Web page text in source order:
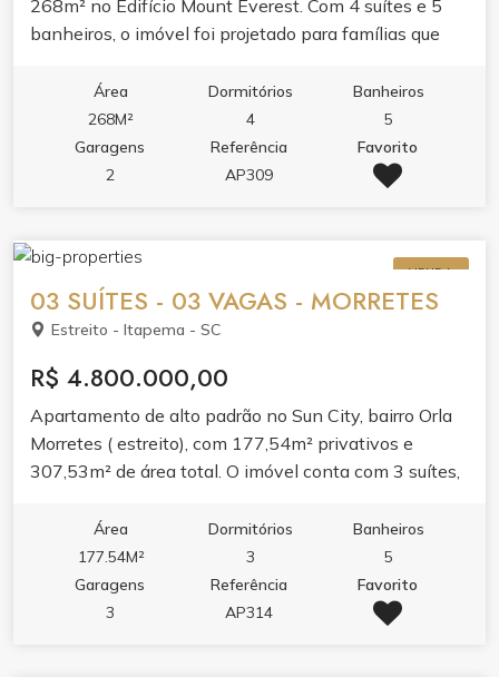
268m² no Edifício Mount Everest. Com 4 suítes e 5
banheiros, o imóvel foi projetado para famílias que
com sala de estar e jantar, junto à sacada com
churrasqueira e varanda, cria ambientes perfeitos
para receber. A cozinha planejada em porcelanato e o
apartamento bem mobiliado refletem acabamento de
academia, salão de festas, espaço gourmet, sala de
jogos e brinquedoteca. Tudo para transformar sua
rotina em experiência.
Área
268M²
Dormitórios
4
Banheiros
5
Garagens
2
Referência
AP309
Favorito
VENDA
03 SUÍTES - 03 VAGAS - MORRETES
Estreito - Itapema - SC
R$ 4.800.000,00
Apartamento de alto padrão no Sun City, bairro Orla
Morretes ( estreito), com 177,54m² privativos e
307,53m² de área total. O imóvel conta com 3 suítes,
layout valoriza o conforto com living amplo, banheira
hidromassagem e acabamento pensado para o dia a
dia. Espaço ideal para quem busca morar com
tranquilidade em um dos bairros que mais cresce em
Área
177.54M²
Dormitórios
3
Banheiros
5
Garagens
3
Referência
AP314
Favorito